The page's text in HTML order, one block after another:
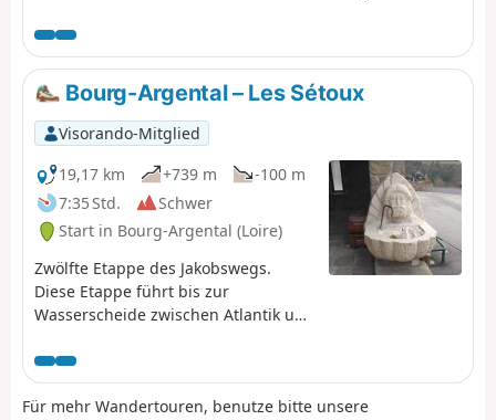
irreführend und meistens ungeeignet. All dies sind
Gründe für den Vorschlag dieser Wanderung mit einer
detaillierten Beschreibung. Es ist möglich, sie in zwei
Teile zu teilen, indem man am Puits Couriot Halt macht.
Die Aktualisierung der Route/Beschreibung vom 16.
August 2020 berücksichtigt die neue Streckenführung ab
Bellevue.
Bourg-Argental – Les Sétoux
Visorando-Mitglied
19,17 km
+739 m
-100 m
7:35 Std.
Schwer
Start in Bourg-Argental (Loire)
Zwölfte Etappe des Jakobswegs.
Diese Etappe führt bis zur
Wasserscheide zwischen Atlantik und
zwischen den letzten Ausläufern des
Rhonetals und den vulkanischen
Hochebenen des Velay. Von Bourg-
Für mehr Wandertouren, benutze bitte unsere